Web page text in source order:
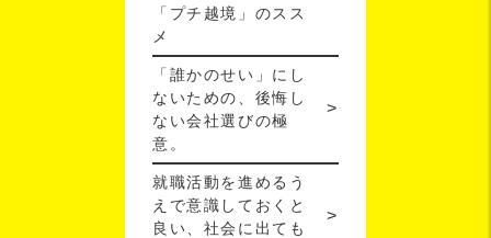
「プチ越境」のスス
メ
「誰かのせい」にし
ないための、後悔し
ない会社選びの極
意。
就職活動を進めるう
えで意識しておくと
良い、社会に出ても